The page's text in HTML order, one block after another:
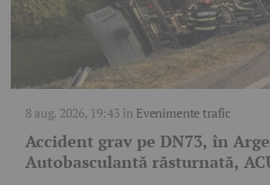
8 aug. 2026, 19:43în Evenimente trafic
Accident grav pe DN73, în
Autobasculantă răsturnată,